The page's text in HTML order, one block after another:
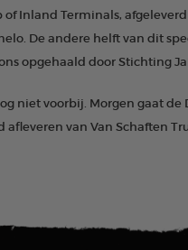
of Inland Terminals,
De andere helft van dit
opgehaald door Stichting
niet voorbij. Morgen gaat de
afleveren van Van Schaften